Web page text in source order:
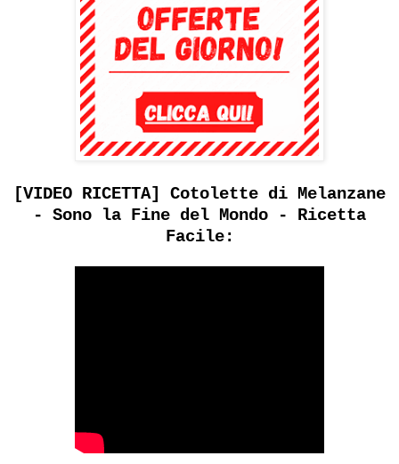
[VIDEO RICETTA] Cotolette di Melanzane
- Sono la Fine del Mondo - Ricetta
Facile: